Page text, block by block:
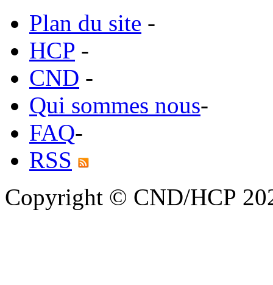
Plan du site -
HCP -
CND -
Qui sommes nous-
FAQ-
RSS
Copyright © CND/HCP